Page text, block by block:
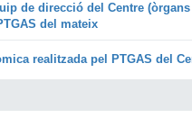
de direcció del Centre
del mateix
realitzada pel PTGAS del